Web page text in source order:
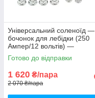
Універсальний соленоїд —
бочонок для лебідки (250
Ампер/12 вольтів) —
комплект 2 штуки
Готово до відправки
1 620 ₴/пара
2 070 ₴/пара